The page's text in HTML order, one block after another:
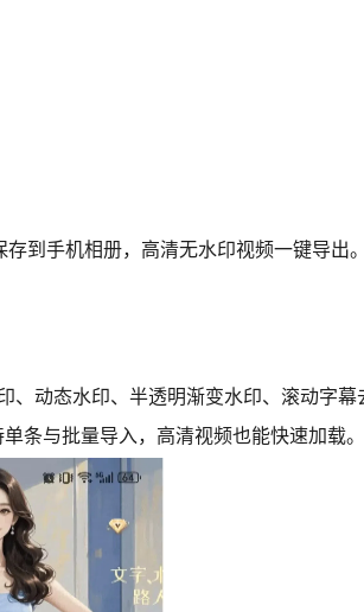
到手机相册，高清无水印视频一键导出。
动态水印、半透明渐变水印、滚动字
条与批量导入，高清视频也能快速加载。